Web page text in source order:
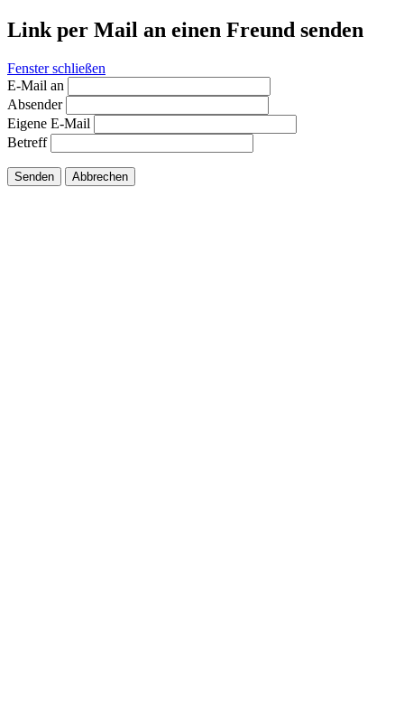
Link per Mail an einen Freund senden
Fenster schließen
E-Mail an
Absender
Eigene E-Mail
Betreff
Senden Abbrechen